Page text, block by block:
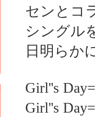
センとコ
シングル
日明らか
Girl''s
Girl''s